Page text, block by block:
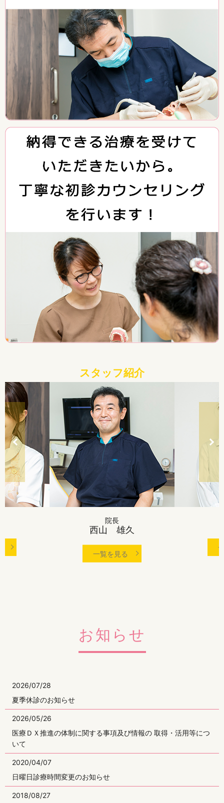
スタッフ紹介
院長
西山 雄久
一覧を見る
お知らせ
2026/07/28
夏季休診のお知らせ
2026/05/26
医療ＤＸ推進の体制に関する事項及び情報の 取得・活用等につ
いて
2020/04/07
日曜日診療時間変更のお知らせ
2018/08/27